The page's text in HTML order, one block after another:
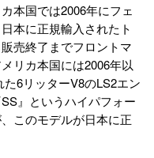
本国では2006年にフェ
本に正規輸入されたト
売終了までフロントマ
リカ本国には2006年以
6リッターV8のLS2エン
』というハイパフォー
このモデルが日本に正